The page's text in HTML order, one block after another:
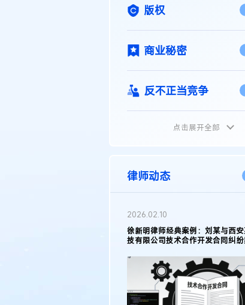
版权
商业秘密
反不正当竞争
植物新品种
地理标志
集成电路布图设计
传统文化
点击展开全部
律师动态
2026.05.11
徐新明律师接受《天津日报》采访：解读
2025年度天津市专利行政保护案例